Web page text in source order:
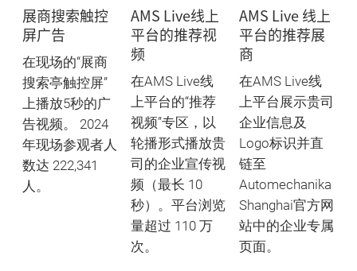
展商搜索触控
屏广告
在现场的“展商
搜索亭触控屏”
上播放5秒的广
告视频。 2024
年现场参观者人
数达 222,341
人。
AMS Live线上
平台的推荐视
频
在AMS Live线
上平台的“推荐
视频”专区，以
轮播形式播放贵
司的企业宣传视
频（最长 10
秒）。平台浏览
量超过 110 万
次。
AMS Live 线上
平台的推荐展
商
在AMS Live线
上平台展示贵司
企业信息及
Logo标识并直
链至
Automechanika
Shanghai官方网
站中的企业专属
页面。